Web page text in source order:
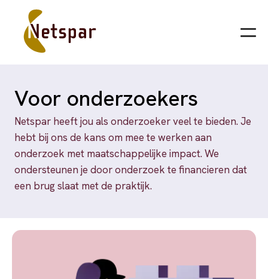
Voor onderzoekers
Netspar heeft jou als onderzoeker veel te bieden. Je
hebt bij ons de kans om mee te werken aan
onderzoek met maatschappelijke impact. We
ondersteunen je door onderzoek te financieren dat
een brug slaat met de praktijk.